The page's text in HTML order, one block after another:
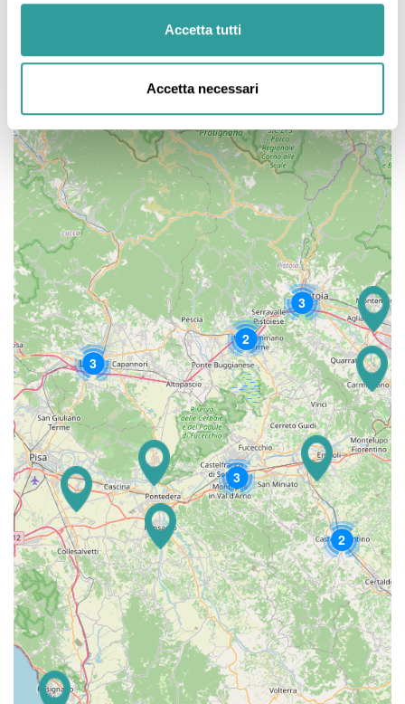
Accetta tutti
Accetta necessari
3
3
3
2
2